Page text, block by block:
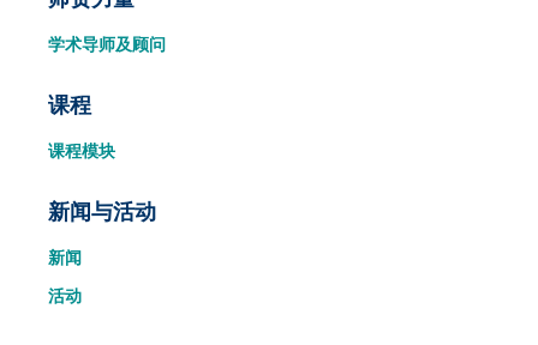
学术导师及顾问
课程
课程模块
新闻与活动
新闻
活动